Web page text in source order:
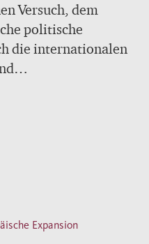
Versuch, dem
politische
die internationalen
durch das
in diesem Band
der „großen“
und der
Expansion